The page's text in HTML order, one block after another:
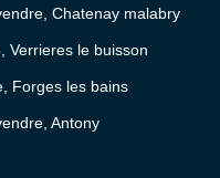
Chatenay malabry
Verrieres le buisson
Forges les bains
Antony